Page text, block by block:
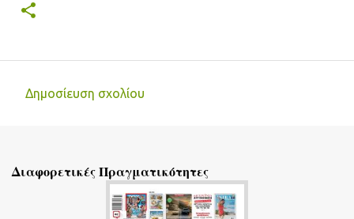
λ
Δημοσίευση σχολίου
Διαφορετικές Πραγματικότητες